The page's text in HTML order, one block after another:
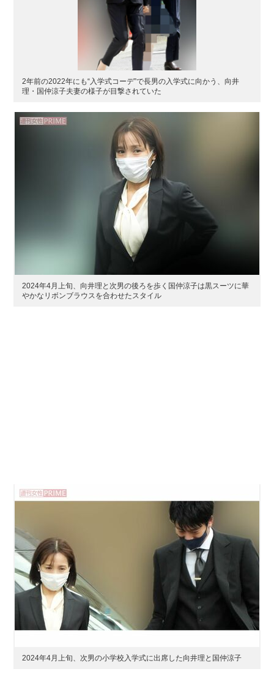
2年前の2022年にも“入学式コーデ”で長男の入学式に向かう、向井
理・国仲涼子夫妻の様子が目撃されていた
2024年4月上旬、向井理と次男の後ろを歩く国仲涼子は黒スーツに華
やかなリボンブラウスを合わせたスタイル
2024年4月上旬、次男の小学校入学式に出席した向井理と国仲涼子